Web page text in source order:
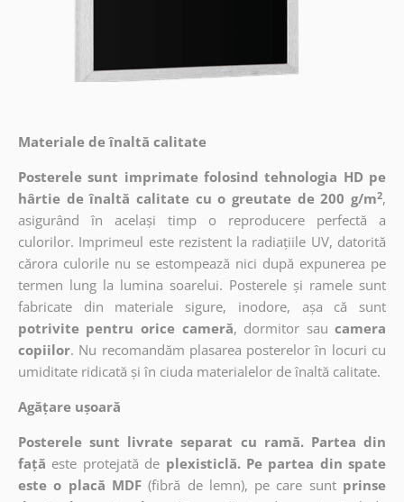
Materiale de înaltă calitate
Posterele sunt imprimate folosind tehnologia HD pe
hârtie de înaltă calitate cu o greutate de 200 g/m2,
asigurând în același timp o reproducere perfectă a
culorilor. Imprimeul este rezistent la radiațiile UV, datorită
cărora culorile nu se estompează nici după expunerea pe
termen lung la lumina soarelui. Posterele și ramele sunt
fabricate din materiale sigure, inodore, așa că sunt
potrivite pentru orice cameră, dormitor sau camera
copiilor. Nu recomandăm plasarea posterelor în locuri cu
umiditate ridicată și în ciuda materialelor de înaltă calitate.
Agățare ușoară
Posterele sunt livrate separat cu ramă. Partea din
față este protejată de plexisticlă. Pe partea din spate
este o placă MDF (fibră de lemn), pe care sunt prinse